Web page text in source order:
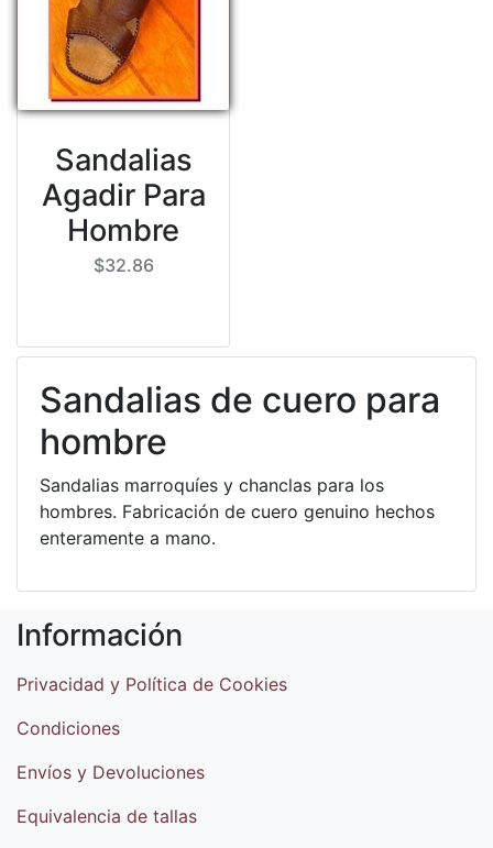
Sandalias
Agadir Para
Hombre
$32.86
Sandalias de cuero para
hombre
Sandalias marroquíes y chanclas para los
hombres. Fabricación de cuero genuino hechos
enteramente a mano.
Información
Privacidad y Política de Cookies
Condiciones
Envíos y Devoluciones
Equivalencia de tallas